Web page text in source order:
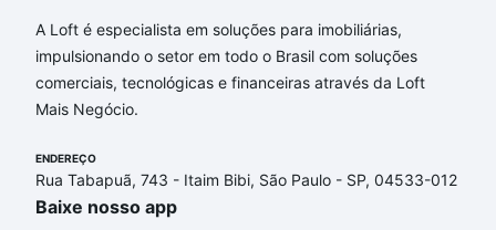
Aqui na Loft temos a oferta ideal para você, com
Apartamentos com 2 suites à venda em Jardim
Marajoara, São Paulo, SP que custam a partir de R$
0 e com nossas opções de financiamento imobiliário
Se ainda tem alguma dúvida dos custos envolvidos
no processo de compra, veja em nosso portal
quanto custa comprar um apartamento
A Loft é especialista em soluções para imobiliárias,
impulsionando o setor em todo o Brasil com soluções
comerciais, tecnológicas e financeiras através da Loft
Mais Negócio.
ENDEREÇO
Rua Tabapuã, 743 - Itaim Bibi, São Paulo - SP, 04533-012
Baixe nosso app